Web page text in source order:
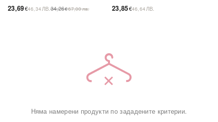
23,69€46,34 ЛВ.34,26€67,00лв. 23,85€46,64 ЛВ.
Няма намерени продукти по зададените критерии.